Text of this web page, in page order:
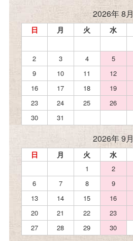
2026年 8月
日 月 火 水
2
3 4 5
9
10 11 12
16
17 18 19
23
24 25 26
30
31
2026年 9月
日 月 火 水
1 2
6
7 8 9
13
14 15 16
20
21 22 23
27
28 29 30